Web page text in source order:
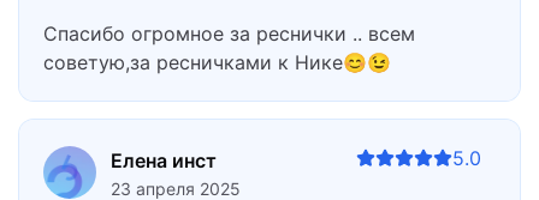
Спасибо огромное за реснички .. всем
советую,за ресничками к Нике😊😉
Елена инст
23 апреля 2025
5.0